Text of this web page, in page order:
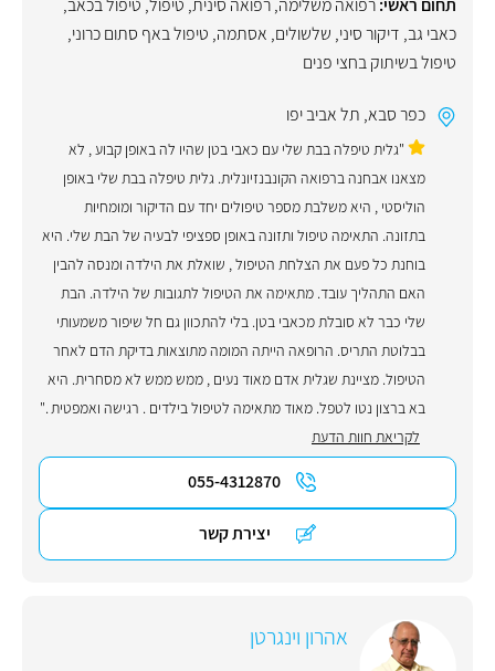
כאבי גב, דיקור סיני, שלשולים, אסתמה, טיפול באף סתום כרוני,
טיפול בשיתוק בחצי פנים
כפר סבא, תל אביב יפו
"גלית טיפלה בבת שלי עם כאבי בטן שהיו לה באופן קבוע , לא
מצאנו אבחנה ברפואה הקונבנזיונלית. גלית טיפלה בבת שלי באופן
הוליסטי , היא משלבת מספר טיפולים יחד עם הדיקור ומומחיות
בתזונה. התאימה טיפול ותזונה באופן ספציפי לבעיה של הבת שלי. היא
בוחנת כל פעם את הצלחת הטיפול , שואלת את הילדה ומנסה להבין
האם התהליך עובד. מתאימה את הטיפול לתגובות של הילדה. הבת
שלי כבר לא סובלת מכאבי בטן. בלי להתכוון גם חל שיפור משמעותי
בבלוטת התריס. הרופאה הייתה המומה מתוצאות בדיקת הדם לאחר
הטיפול. מציינת שגלית אדם מאוד נעים , ממש ממש לא מסחרית. היא
בא ברצון נטו לטפל. מאוד מתאימה לטיפול בילדים . רגישה ואמפטית ."
לקריאת חוות הדעת
055-4312870
יצירת קשר
אהרון וינגרטן